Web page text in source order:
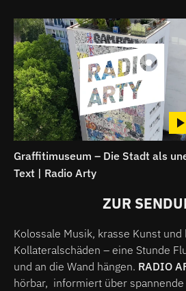
Graffitimuseum – Die Stadt als
Text | Radio Arty
ZUR
Kolossale Musik, krasse Kunst
Kollateralschäden – eine Stunde
und an die Wand hängen. RADIO
hörbar, informiert über